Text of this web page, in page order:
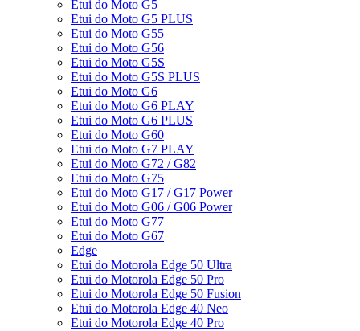
Etui do Moto G5
Etui do Moto G5 PLUS
Etui do Moto G55
Etui do Moto G56
Etui do Moto G5S
Etui do Moto G5S PLUS
Etui do Moto G6
Etui do Moto G6 PLAY
Etui do Moto G6 PLUS
Etui do Moto G60
Etui do Moto G7 PLAY
Etui do Moto G72 / G82
Etui do Moto G75
Etui do Moto G17 / G17 Power
Etui do Moto G06 / G06 Power
Etui do Moto G77
Etui do Moto G67
Edge
Etui do Motorola Edge 50 Ultra
Etui do Motorola Edge 50 Pro
Etui do Motorola Edge 50 Fusion
Etui do Motorola Edge 40 Neo
Etui do Motorola Edge 40 Pro